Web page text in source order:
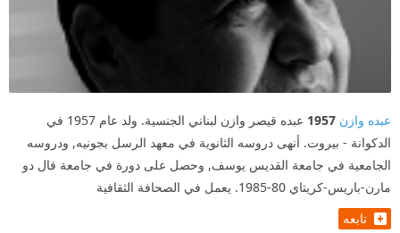
عبده وازن 1957
عبده قيصر وازن لبناني الجنسية. ولد عام 1957 في
الدكوانة - بيروت. أنهى دروسه الثانوية في معهد الرسل بجونيه, ودروسه
الجامعية في جامعة القديس يوسف, وحصل على دورة في جامعة فال دو
مارن-باريس-كريتاي 80-1985. يعمل في الصحافة الثقافية
تابعه